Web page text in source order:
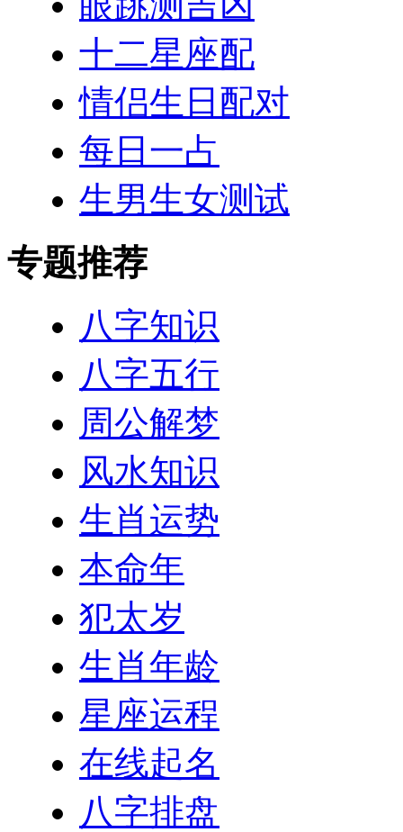
十二星座配
情侣生日配对
每日一占
生男生女测试
专题推荐
八字知识
八字五行
周公解梦
风水知识
生肖运势
本命年
犯太岁
生肖年龄
星座运程
在线起名
八字排盘